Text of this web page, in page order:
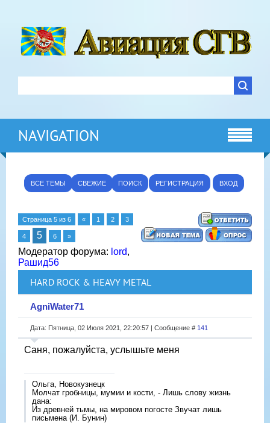
NAVIGATION
ВСЕ ТЕМЫ СВЕЖИЕ ПОИСК РЕГИСТРАЦИЯ ВХОД
Страница 5 из 6 « 1 2 3
4 5 6 »
Модератор форума: lord,
Рашид56
HARD ROCK & HEAVY METAL
AgniWater71
Дата: Пятница, 02 Июля 2021, 22:20:57 | Сообщение # 141
Саня, пожалуйста, услышьте меня
Ольга, Новокузнецк
Молчат гробницы, мумии и кости, - Лишь слову жизнь
дана:
Из древней тьмы, на мировом погосте Звучат лишь
письмена (И. Бунин)